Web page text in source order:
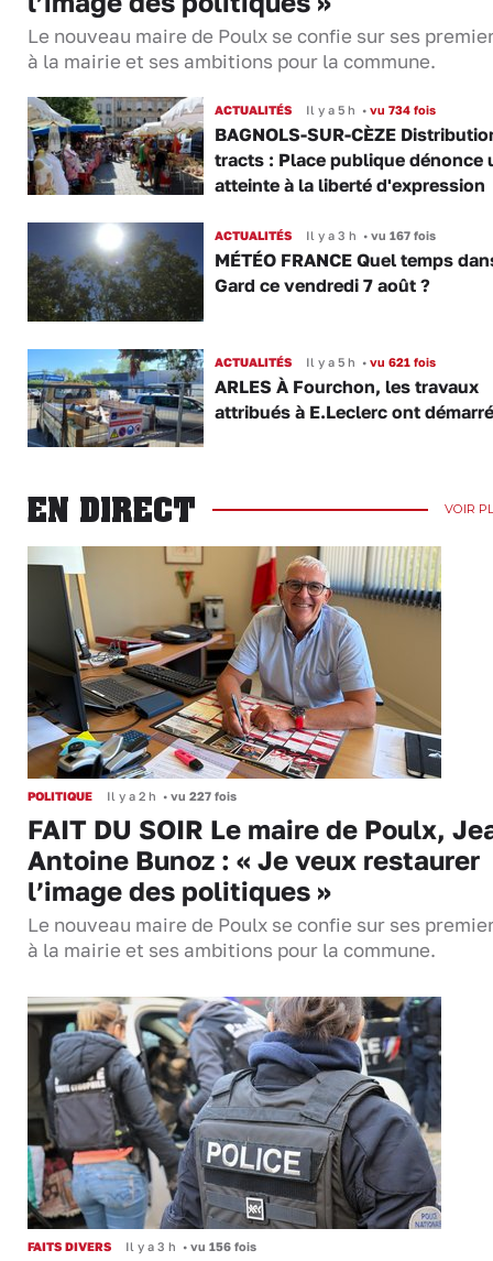
Le nouveau maire de Poulx se confie sur ses
à la mairie et ses ambitions pour la commune.
ACTUALITÉS Il y a 5 h •vu 734 fois
BAGNOLS-SUR-CÈZE
tracts : Place publique dénonce
atteinte à la liberté d'expression
ACTUALITÉS Il y a 3 h •vu 167 fois
MÉTÉO FRANCE Quel temps
Gard ce vendredi 7 août ?
ACTUALITÉS Il y a 5 h •vu 621 fois
ARLES À Fourchon, les travaux
attribués à E.Leclerc ont démarré
EN DIRECT VOIR
POLITIQUE Il y a 2 h • vu 227 fois
FAIT DU SOIR Le maire de Poulx,
Antoine Bunoz : « Je veux restaurer
l’image des politiques »
Le nouveau maire de Poulx se confie sur ses
à la mairie et ses ambitions pour la commune.
FAITS DIVERS Il y a 3 h • vu 156 fois